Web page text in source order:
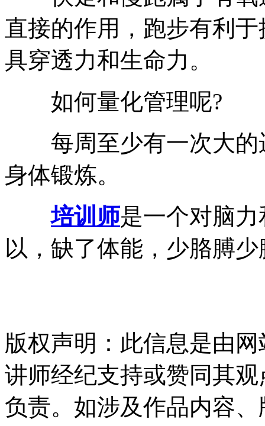
直接的作用，跑步有利
具穿透力和生命力。
如何量化管理呢?
每周至少有一次大的
身体锻炼。
培训师是一个对脑
以，缺了体能，少胳膊
版权声明：此信息是由
讲师经纪支持或赞同其
负责。如涉及作品内容